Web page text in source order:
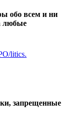
обо всем и ни
любые
litics.
запрещенные